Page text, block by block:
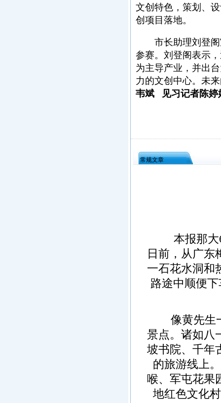
文创特色，策划、
创项目落地。
市长助理刘登
参赛。刘登阁表示
为主导产业，并出
力的文创中心。未
韦斌 见习记者陈
常规文章
本报那大6
日前，从广东
一石花水洞和
路途中顺便
像黄先生一
景点。诸如八
坡书院、千
的旅游线上
喉、军屯花果
地红色文化